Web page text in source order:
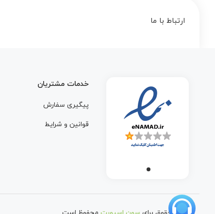
ارتباط با ما
خدمات مشتریان
پیگیری سفارش
قوانین و شرایط